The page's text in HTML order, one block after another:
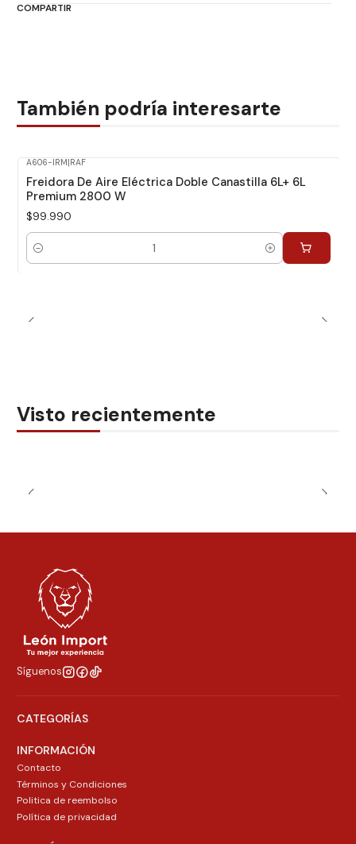
COMPARTIR
También podría interesarte
A606-IRM RAF
Freidora De Aire Eléctrica Doble Canastilla 6L+ 6L
Premium 2800 W
$99.990
Cantidad
Visto recientemente
Síguenos
CATEGORÍAS
INFORMACIÓN
Contacto
Términos y Condiciones
Politica de reembolso
Política de privacidad